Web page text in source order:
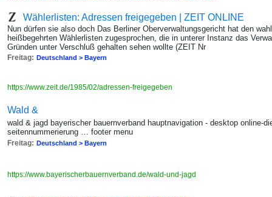
Wählerlisten: Adressen freigegeben | ZEIT ONLINE
Nun dürfen sie also doch Das Berliner Oberverwaltungsgericht hat den
heißbegehrten Wählerlisten zugesprochen, die in unterer Instanz das
Gründen unter Verschluß gehalten sehen wollte (ZEIT Nr
Freitag: Deutschland > Bayern
https://www.zeit.de/1985/02/adressen-freigegeben
Wald &
wald & jagd bayerischer bauernverband hauptnavigation - desktop online-
seitennummerierung … footer menu
Freitag: Deutschland > Bayern
https://www.bayerischerbauernverband.de/wald-und-jagd